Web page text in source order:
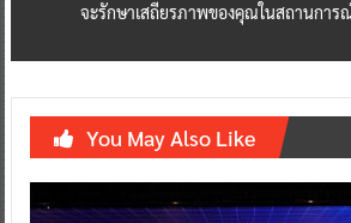
จะรักษาเสถียรภาพของคุณในสถานการ
You May Also Like